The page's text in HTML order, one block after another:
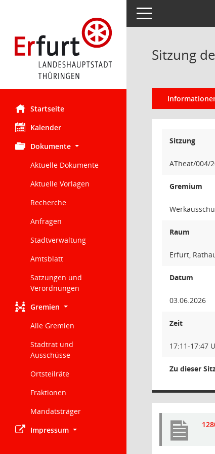
Startseite
Kalender
Dokumente
Aktuelle Dokumente
Aktuelle Vorlagen
Recherche
Anfragen
Stadtverwaltung
Amtsblatt
Satzungen und
Verordnungen
Gremien
Alle Gremien
Stadtrat und
Ausschüsse
Ortsteilräte
Fraktionen
Mandatsträger
Impressum
Toggle navigation
Sitzung
Sitzung
ATheat/004/
Gremium
Raum
Erfurt,
Datum
03.06.2026
Zeit
17:11-17:47
Zu dieser